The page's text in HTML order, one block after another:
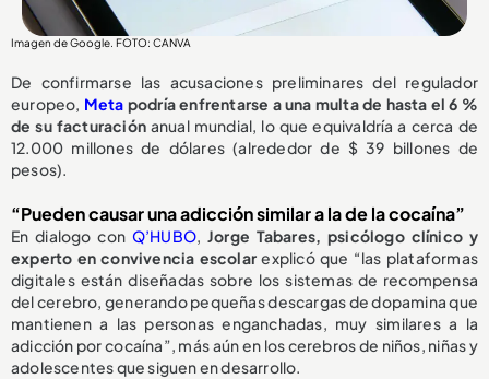
Imagen de Google. FOTO: CANVA
De confirmarse las acusaciones preliminares del regulador
europeo, Meta podría enfrentarse a una multa de hasta el 6 %
de su facturaciónanual mundial, lo que equivaldría a cerca de
12.000 millones de dólares (alrededor de $ 39 billones de
pesos).
“Pueden causar una adicción similar a la de la cocaína”
En dialogo con Q’HUBO, Jorge Tabares, psicólogo clínico y
experto en convivencia escolarexplicó que “las plataformas
digitales están diseñadas sobre los sistemas de recompensa
del cerebro, generando pequeñas descargas de dopamina que
mantienen a las personas enganchadas, muy similares a la
adicción por cocaína”, más aún en los cerebros de niños, niñas y
adolescentes que siguen en desarrollo.